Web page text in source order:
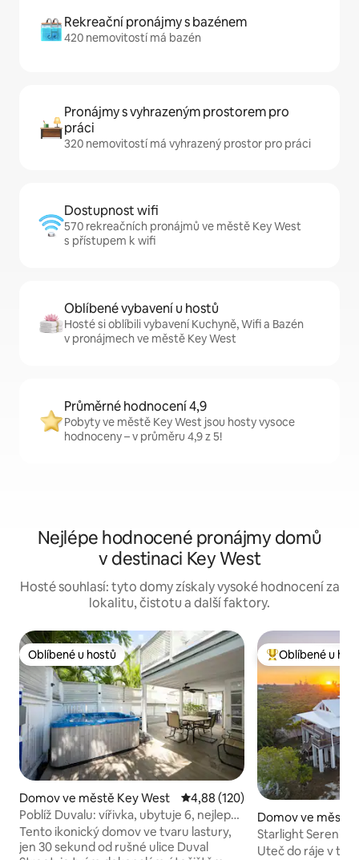
Rekreační pronájmy s bazénem
420 nemovitostí má bazén
Pronájmy s vyhrazeným prostorem pro
práci
320 nemovitostí má vyhrazený prostor pro práci
Dostupnost wifi
570 rekreačních pronájmů ve městě Key West
s přístupem k wifi
Oblíbené vybavení u hostů
Hosté si oblíbili vybavení Kuchyně, Wifi a Bazén
v pronájmech ve městě Key West
Průměrné hodnocení 4,9
Pobyty ve městě Key West jsou hosty vysoce
hodnoceny – v průměru 4,9 z 5!
Nejlépe hodnocené pronájmy domů
v destinaci Key West
Hosté souhlasí: tyto domy získaly vysoké hodnocení za
lokalitu, čistotu a další faktory.
Oblíbené u hostů
Oblíbené u hostů
Domov ve městě Key West Průměrné hodnocení 4,88 z 5,
4,88 (120)
Poblíž Duvalu: vířivka, ubytuje 6, nejlepší
lokalita
Tento ikonický domov ve tvaru lastury,
jen 30 sekund od rušné ulice Duval
Nejlepší v
Oblíbené u
Domov ve městě
d Key
Starlight Serenity
s úchvatným
Uteč do ráje v